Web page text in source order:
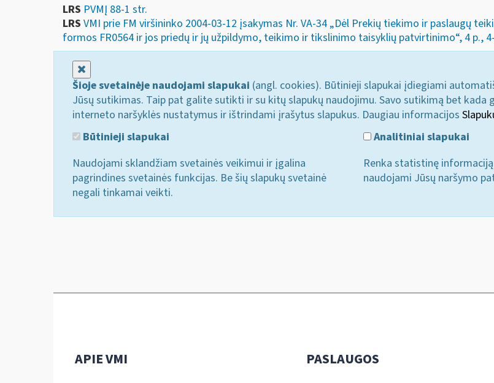
LRS PVMĮ 88-1 str.
LRS VMI prie FM viršininko 2004-03-12 įsakymas Nr. VA-34 „Dėl Prekių tiekimo ir paslaugų
formos FR0564 ir jos priedų ir jų užpildymo, teikimo ir tikslinimo taisyklių patvirtinimo“, 4 p.,
Šioje svetainėje naudojami slapukai (angl. cookies). Būtinieji slapukai įdiegiami
Jūsų sutikimas. Taip pat galite sutikti ir su kitų slapukų naudojimu. Savo sutikimą bet kada
interneto naršyklės nustatymus ir ištrindami įrašytus slapukus. Daugiau informacijos
Būtinieji slapukai
Naudojami sklandžiam svetainės veikimui ir įgalina
pagrindines svetainės funkcijas. Be šių slapukų svetainė
negali tinkamai veikti.
Analitiniai slapukai
Renka statistinę
naudojami Jūsų naršymo
APIE VMI PASLAUGOS